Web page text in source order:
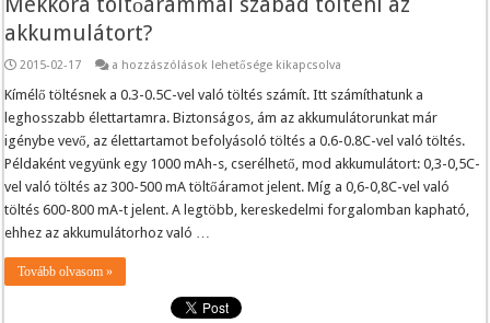
akkumulátort?
2015-02-17
Mekkora
szabad
az
akkumulátort?
bejegyzéshez
a hozzászólások lehetősége kikapcsolva
Kímélő töltésnek a 0.3-0.5C-vel való töltés számít. Itt számíthatunk a
leghosszabb élettartamra. Biztonságos, ám az akkumulátorunkat már
igénybe vevő, az élettartamot befolyásoló töltés a 0.6-0.8C-vel való töltés.
Példaként vegyünk egy 1000 mAh-s, cserélhető, mod akkumulátort: 0,3-0,5C-
vel való töltés az 300-500 mA töltőáramot jelent. Míg a 0,6-0,8C-vel való
töltés 600-800 mA-t jelent. A legtöbb, kereskedelmi forgalomban kapható,
ehhez az akkumulátorhoz való …
Tovább olvasom »